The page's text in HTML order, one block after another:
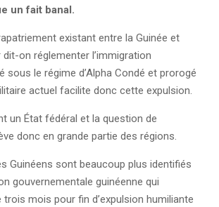
un fait banal.
existant entre la Guinée et
dit-on réglementer l’immigration
sous le régime d’Alpha Condé et prorogé
actuel facilite donc cette expulsion.
un État fédéral et la question de
donc en grande partie des régions.
Guinéens sont beaucoup plus identifiés
gouvernementale guinéenne qui
trois mois pour fin d’expulsion humiliante